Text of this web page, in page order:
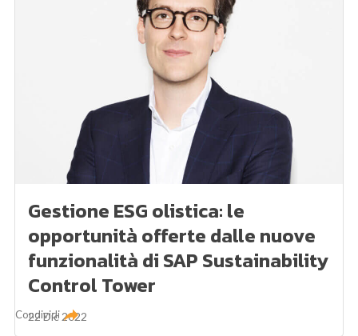
Gestione ESG olistica: le
opportunità offerte dalle nuove
funzionalità di SAP Sustainability
Control Tower
22 Dic 2022
Condividi